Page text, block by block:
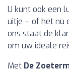
U kunt ook een
uitje – of het nu
ons staat de
om uw ideale
Met De